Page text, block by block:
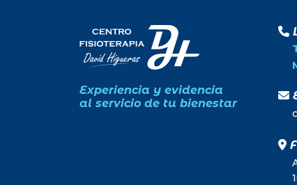
Experiencia y evidencia
al servicio de tu bienestar